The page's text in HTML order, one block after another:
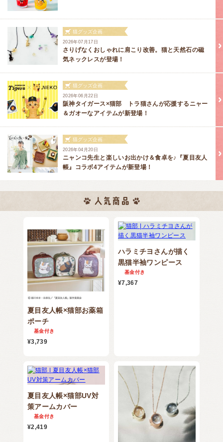
猫グッズ企画
2026年07月17日
さりげなくおしゃれに肩こり改善。猫と天然石の磁
気ネックレスが登場！
猫グッズ企画
2026年06月22日
阪神タイガース×猫部 トラ猫さんが応援するニャー
＆ガオーなアイテムが新登場！
猫グッズ企画
2026年04月20日
ニャンコ先生と楽しいお出かけ＆食卓を♪『夏目友人
帳』コラボ4アイテムが新登場！
夏目友人帳×猫部お薬箱
ポーチ
基金付き
¥3,739
ハラミチヨさんが描く
黒猫半袖ワンピース
基金付き
¥7,367
夏目友人帳×猫部UV対
策アームカバー
基金付き
¥2,419